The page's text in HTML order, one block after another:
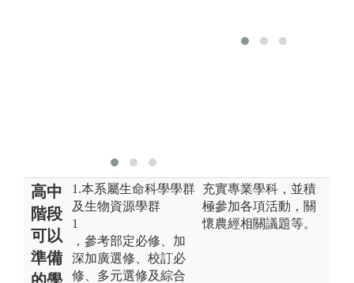
或參訪。
高中
階段
可以
準備
1.本系屬生命科學學群
及生物資源學群
1
，參考部定必修、加
深加廣選修、校訂必
修、多元選修及綜合
充實專業學科，並積
極參加各項活動，關
懷農經相關議題等。